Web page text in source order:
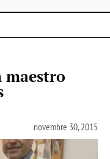
maestro
novembre 30, 2015